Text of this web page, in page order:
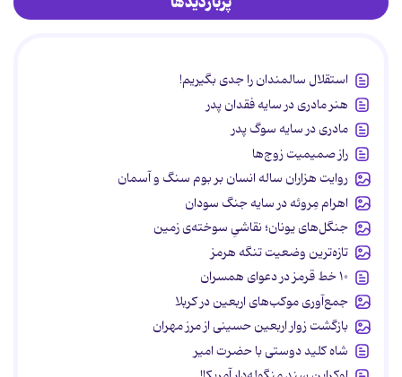
استقلال سالمندان را جدی بگیریم!
هنر مادری در سایه‌ فقدان پدر
مادری در سایه سوگ پدر
راز صمیمیت زوج‌ها
روایت هزاران ساله انسان بر بوم سنگ و آسمان
اهرام مِروئه در سایه جنگ سودان
جنگل‌های یونان؛ نقاشیِ سوخته‌ی زمین
تازه‌ترین وضعیت تنگه هرمز
۱۰ خط قرمز در دعوای همسران
جمع‌آوری موکب‌های اربعین در کربلا
بازگشت زوار اربعین حسینی از مرز مهران
شاه کلید دوستی با حضرت امیر